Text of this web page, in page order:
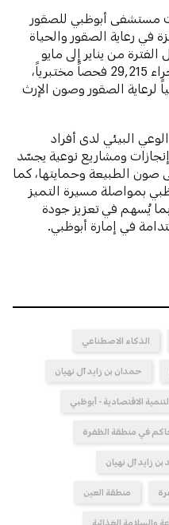
مستشفى أبوظبي للصقور
في رعاية الصقور والحياة
من يناير إلى مايو
2026 نحو 1,700 صقر، فضلاً عن إجراء 29,215 فحصاً مختبرياً،
لرعاية الصقور وصون الإرث
البيئي لدى أفراد
ومشاريع نوعية يجسّد
الطبيعة وحمايتها، كما
بمواصلة مسيرة التميز
بما يُسهم في تعزيز جودة
في إمارة أبوظبي.
الذكاء الاصطناعي
حمدان بن زايد آل نهيان
الاقتصادية - أبوظبي
في منطقة الظفرة
زايد آل نهيان
منطقة العين
والسلامة الغذائية